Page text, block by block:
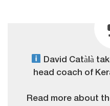
David Catàlà
head coach of
Read more about